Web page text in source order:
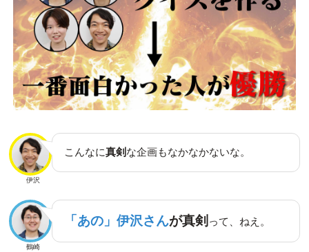
伊沢
こんなに真剣 な企画もなかなかないな。
鶴崎
「あの」伊沢さんが真剣 って、ねえ。